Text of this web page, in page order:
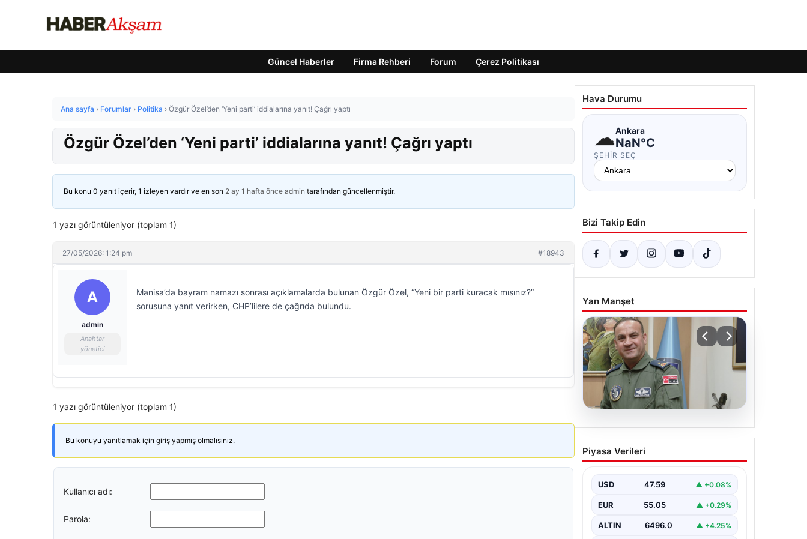
Güncel Haberler Firma Rehberi Forum Çerez Politikası
Ana sayfa › Forumlar › Politika › Özgür Özel’den ‘Yeni parti’ iddialarına yanıt! Çağrı yaptı
Özgür Özel’den ‘Yeni parti’ iddialarına yanıt! Çağrı yaptı
Bu konu 0 yanıt içerir, 1 izleyen vardır ve en son 2 ay 1 hafta önce admin tarafından güncellenmiştir.
1 yazı görüntüleniyor (toplam 1)
27/05/2026: 1:24 pm #18943
A
admin
Anahtar
yönetici
Manisa’da bayram namazı sonrası açıklamalarda bulunan Özgür Özel, “Yeni bir parti kuracak mısınız?”
sorusuna yanıt verirken, CHP’lilere de çağrıda bulundu.
1 yazı görüntüleniyor (toplam 1)
Bu konuyu yanıtlamak için giriş yapmış olmalısınız.
Kullanıcı adı:
Parola:
Hava Durumu
☁Ankara
NaN°C
ŞEHIR SEÇ
Bizi Takip Edin
Yan Manşet
05.08.2026
Rafet Dalkıran kimdir?
Yeni Hava Kuvvetleri
hayatı
Piyasa Verileri
USD 47.59 ▲ +0.08%
EUR 55.05 ▲ +0.29%
ALTIN 6496.0 ▲ +4.25%